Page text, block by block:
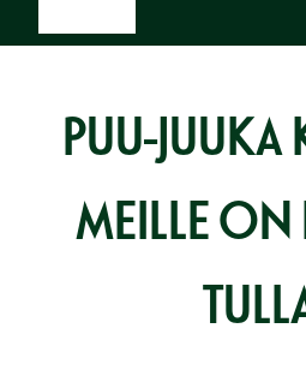
PUU-JUUKA
MEILLE ON